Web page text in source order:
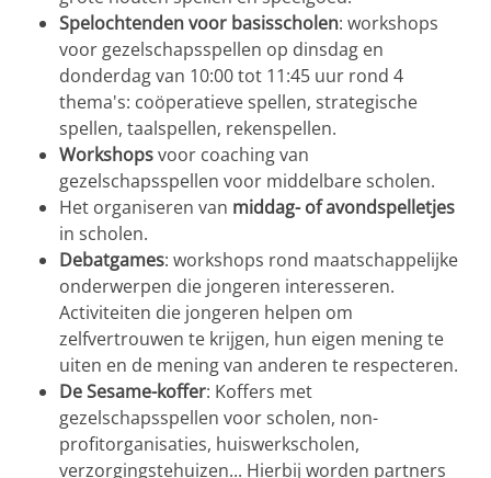
Spelochtenden voor basisscholen: workshops
voor gezelschapsspellen op dinsdag en
donderdag van 10:00 tot 11:45 uur rond 4
thema's: coöperatieve spellen, strategische
spellen, taalspellen, rekenspellen.
Workshopsvoor coaching van
gezelschapsspellen voor middelbare scholen.
Het organiseren van middag- of avondspelletjes
in scholen.
Debatgames: workshops rond maatschappelijke
onderwerpen die jongeren interesseren.
Activiteiten die jongeren helpen om
zelfvertrouwen te krijgen, hun eigen mening te
uiten en de mening van anderen te respecteren.
De Sesame-koffer: Koffers met
gezelschapsspellen voor scholen, non-
profitorganisaties, huiswerkscholen,
verzorgingstehuizen... Hierbij worden partners